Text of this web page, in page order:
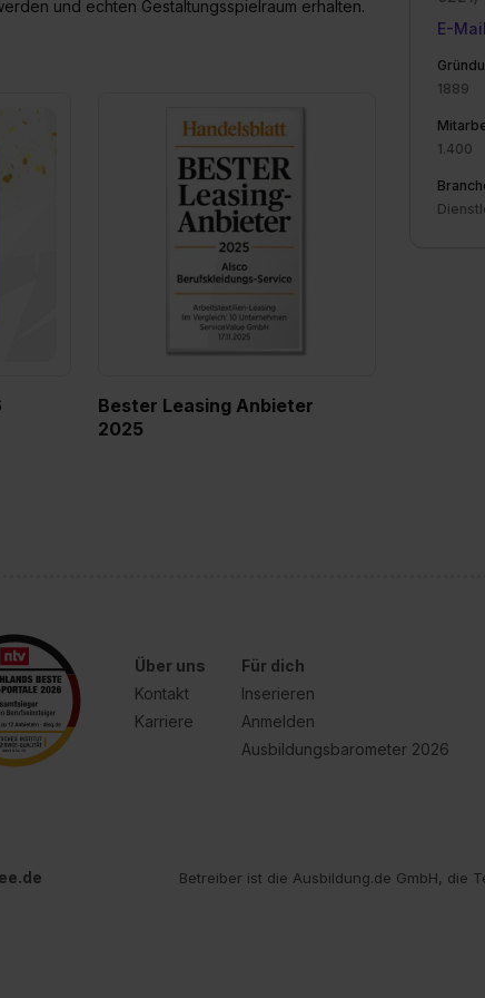
Weitere Informationen zu den einzelnen Cookies
E-
1889
1.400
und echten Gestaltungsspielraum erhalten.
Bester Leasing Anbieter
2025
Über uns
Kontakt
Karriere
Für dich
Inserieren
Anmelden
Ausbildungsbarometer 2026
Betreiber ist die Ausbildung.de GmbH, die